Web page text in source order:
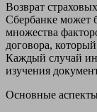
Возврат
Сбербанке может
множества
договора,
Каждый случай
изучения
Основные